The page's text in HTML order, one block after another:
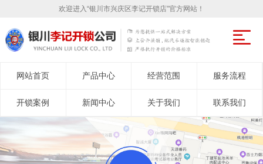
欢迎进入“银川市兴庆区李记开锁店”官方网站！
网站首页 产品中心 经营范围 服务流程
开锁案例 新闻中心 关于我们 联系我们